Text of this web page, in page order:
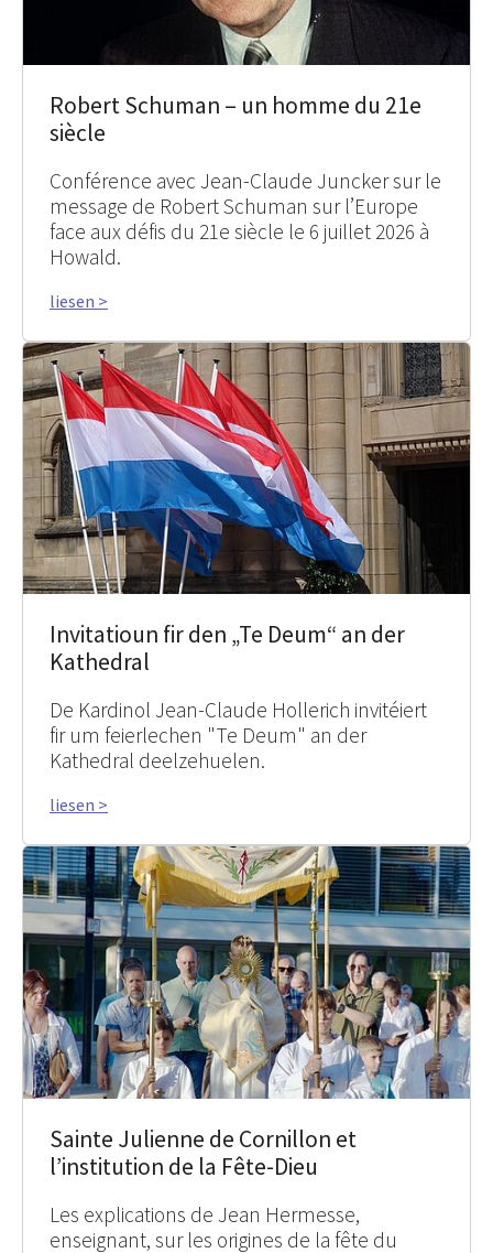
Robert Schuman – un homme du 21e
siècle
Conférence avec Jean-Claude Juncker sur le
message de Robert Schuman sur l’Europe
face aux défis du 21e siècle le 6 juillet 2026 à
Howald.
liesen >
Invitatioun fir den „Te Deum“ an der
Kathedral
De Kardinol Jean-Claude Hollerich invitéiert
fir um feierlechen "Te Deum" an der
Kathedral deelzehuelen.
liesen >
Sainte Julienne de Cornillon et
l’institution de la Fête-Dieu
Les explications de Jean Hermesse,
enseignant, sur les origines de la fête du